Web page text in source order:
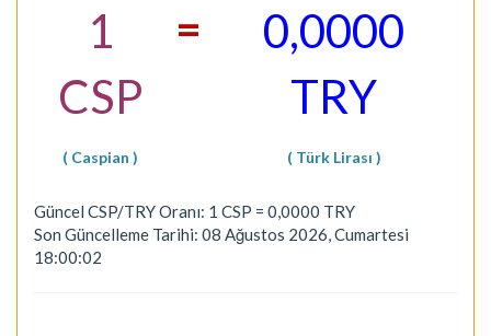
1
CSP
=
0,0000
TRY
( Caspian ) ( Türk Lirası )
Güncel CSP/TRY Oranı: 1 CSP = 0,0000 TRY
Son Güncelleme Tarihi: 08 Ağustos 2026, Cumartesi
18:00:02